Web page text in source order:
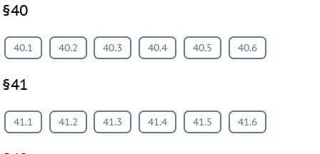
§40
40.1 40.2 40.3 40.4 40.5 40.6
§41
41.1 41.2 41.3 41.4 41.5 41.6